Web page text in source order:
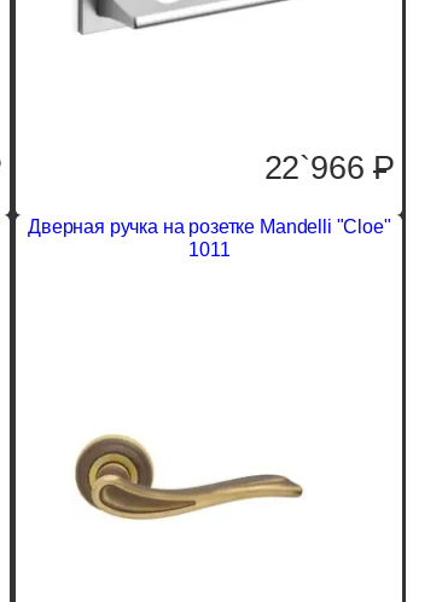
22`966P
Дверная ручка на розетке Mandelli "Cloe"
1011